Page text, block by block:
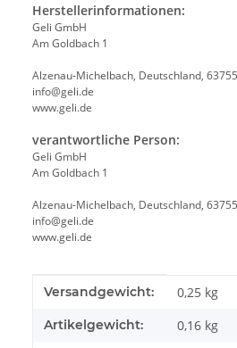
Herstellerinformationen:
Geli GmbH
Am Goldbach 1
Alzenau-Michelbach, Deutschland, 63755
info@geli.de
www.geli.de
verantwortliche Person:
Geli GmbH
Am Goldbach 1
Alzenau-Michelbach, Deutschland, 63755
info@geli.de
www.geli.de
Produkteigenschaft
Wert
Versandgewicht: 0,25 kg
Artikelgewicht: 0,16 kg